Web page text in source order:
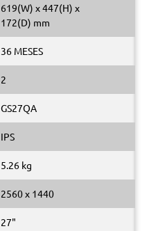
619(W) x 447(H) x
172(D) mm
36 MESES
2
GS27QA
IPS
5.26 kg
2560 x 1440
27"